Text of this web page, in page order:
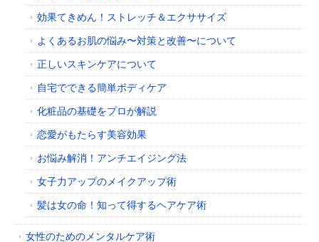
効果てきめん！ストレッチ＆エクササイズ
よくあるお肌の悩み〜対策と改善〜について
正しいスキンケアについて
自宅でできる簡単ボディケア
化粧品の基礎をプロが解説
恋愛がもたらす美容効果
お悩み解消！アンチエイジング法
女子力アップのメイクアップ術
髪は女の命！知って得するヘアケア術
女性のためのメンタルケア術